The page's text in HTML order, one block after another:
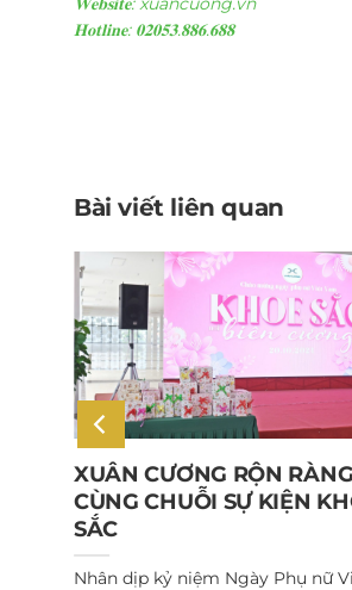
𝐇𝐨𝐭𝐥𝐢𝐧𝐞: 𝟎𝟐𝟎𝟓𝟑.𝟖𝟖𝟔.𝟔𝟖𝟖
Bài viết liên quan
XUÂN CƯƠNG RỘN RÀNG
CÙNG CHUỖI SỰ KIỆN
SẮC
Nhân dịp kỷ niệm Ngày Phụ nữ